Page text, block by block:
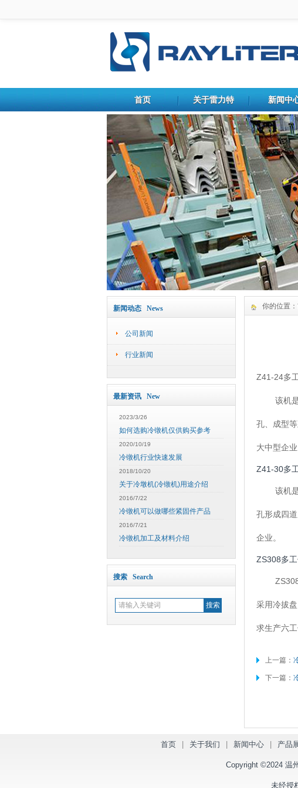
首页 关于雷力特 新闻中
新闻动态 News
公司新闻
行业新闻
最新资讯 New
2023/3/26
如何选购冷镦机仅供购买参考
2020/10/19
冷镦机行业快速发展
2018/10/20
关于冷墩机(冷镦机)用途介绍
2016/7/22
冷镦机可以做哪些紧固件产品
2016/7/21
冷镦机加工及材料介绍
搜索 Search
你的位置：
Z41-24多
该机是生
孔、成型
大中型企业
Z41-30多
该机是生
孔形成四
企业。
ZS308多
ZS308型
采用冷拔
求生产六
上一篇：
下一篇：
首页 关于我们 新闻中心 产品
Copyright ©2024 温
未经授